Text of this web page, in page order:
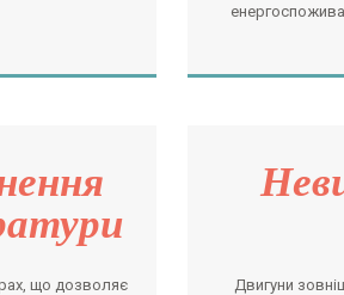
що дозволяє
Двигуни